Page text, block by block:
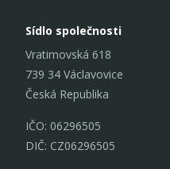
Sídlo společnosti
Vratimovská 618
739 34 Václavovice
Česká Republika
IČO: 06296505
DIČ: CZ06296505